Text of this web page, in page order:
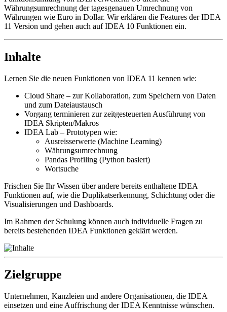
Währungsumrechnung der tagesgenauen Umrechnung von
Währungen wie Euro in Dollar. Wir erklären die Features der IDEA
11 Version und gehen auch auf IDEA 10 Funktionen ein.
Inhalte
Lernen Sie die neuen Funktionen von IDEA 11 kennen wie:
Cloud Share – zur Kollaboration, zum Speichern von Daten
und zum Dateiaustausch
Vorgang terminieren zur zeitgesteuerten Ausführung von
IDEA Skripten/Makros
IDEA Lab – Prototypen wie:
Ausreisserwerte (Machine Learning)
Währungsumrechnung
Pandas Profiling (Python basiert)
Wortsuche
Frischen Sie Ihr Wissen über andere bereits enthaltene IDEA
Funktionen auf, wie die Duplikatserkennung, Schichtung oder die
Visualisierungen und Dashboards.
Im Rahmen der Schulung können auch individuelle Fragen zu
bereits bestehenden IDEA Funktionen geklärt werden.
Zielgruppe
Unternehmen, Kanzleien und andere Organisationen, die IDEA
einsetzen und eine Auffrischung der IDEA Kenntnisse wünschen.